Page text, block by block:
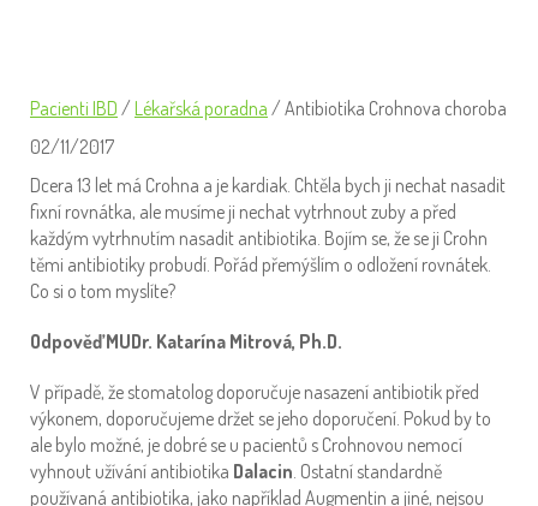
Pacienti IBD / Lékařská poradna / Antibiotika Crohnova choroba
02/11/2017
Dcera 13 let má Crohna a je kardiak. Chtěla bych ji nechat nasadit
fixní rovnátka, ale musíme ji nechat vytrhnout zuby a před
každým vytrhnutím nasadit antibiotika. Bojím se, že se ji Crohn
těmi antibiotiky probudí. Pořád přemýšlím o odložení rovnátek.
Co si o tom myslíte?
Odpověď MUDr. Katarína Mitrová, Ph.D.
V případě, že stomatolog doporučuje nasazení antibiotik před
výkonem, doporučujeme držet se jeho doporučení. Pokud by to
ale bylo možné, je dobré se u pacientů s Crohnovou nemocí
vyhnout užívání antibiotika Dalacin. Ostatní standardně
používaná antibiotika, jako například Augmentin a jiné, nejsou